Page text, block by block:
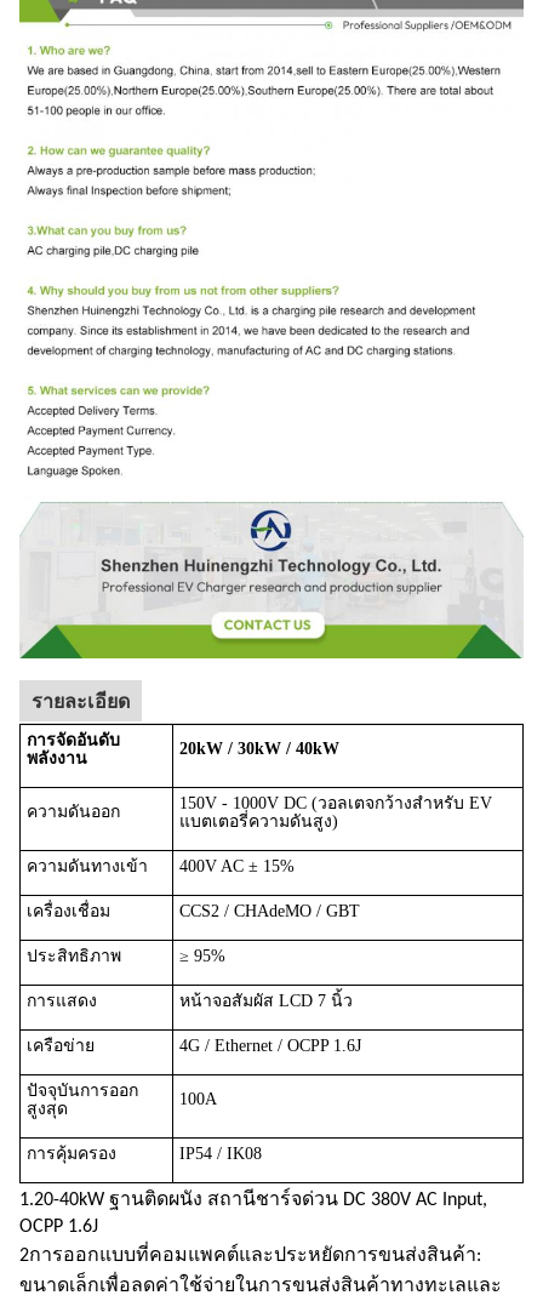
รายละเอียด
การจัดอันดับ
พลังงาน
20kW / 30kW / 40kW
ความดันออก
150V - 1000V DC (วอลเตจกว้างสําหรับ EV
แบตเตอรี่ความดันสูง)
ความดันทางเข้า 400V AC ± 15%
เครื่องเชื่อม CCS2 / CHAdeMO / GBT
ประสิทธิภาพ ≥ 95%
การแสดง หน้าจอสัมผัส LCD 7 นิ้ว
เครือข่าย 4G / Ethernet / OCPP 1.6J
ปัจจุบันการออก
สูงสุด
100A
การคุ้มครอง IP54 / IK08
1.20-40kW ฐานติดผนัง สถานีชาร์จด่วน DC 380V AC Input,
OCPP 1.6J
2การออกแบบที่คอมแพคต์และประหยัดการขนส่งสินค้า:
ขนาดเล็กเพื่อลดค่าใช้จ่ายในการขนส่งสินค้าทางทะเลและ